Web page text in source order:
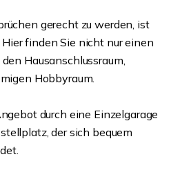
gerecht zu werden, ist
finden Sie nicht nur einen
Hausanschlussraum,
Hobbyraum.
durch eine Einzelgarage
der sich bequem